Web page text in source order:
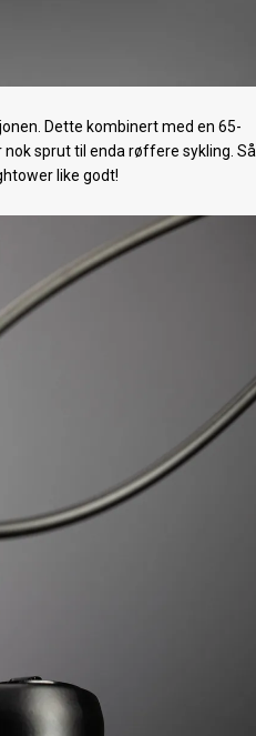
Dette kombinert med en 65-
sprut til enda røffere sykling. Så
like godt!